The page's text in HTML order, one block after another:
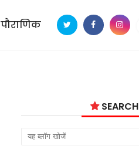
पौराणिक
SEARCH